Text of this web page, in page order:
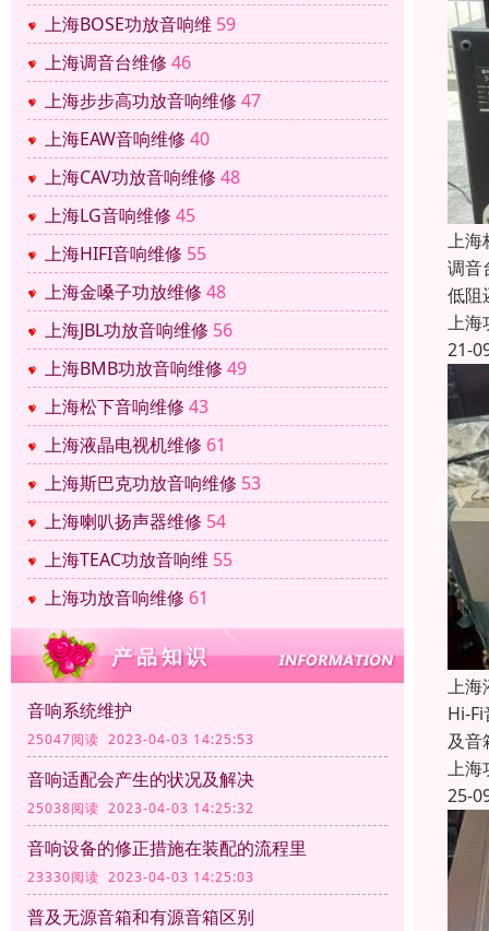
上海BOSE功放音响维 59
上海调音台维修 46
上海步步高功放音响维修 47
上海EAW音响维修 40
上海CAV功放音响维修 48
上海LG音响维修 45
上海HIFI音响维修 55
上海金嗓子功放维修 48
上海JBL功放音响维修 56
上海BMB功放音响维修 49
上海松下音响维修 43
上海液晶电视机维修 61
上海斯巴克功放音响维修 53
上海喇叭扬声器维修 54
上海TEAC功放音响维 55
上海功放音响维修 61
音响系统维护
25047阅读 2023-04-03 14:25:53
音响适配会产生的状况及解决
25038阅读 2023-04-03 14:25:32
音响设备的修正措施在装配的流程里
23330阅读 2023-04-03 14:25:03
普及无源音箱和有源音箱区别
上海
调音
低阻
上海
21-
上海
Hi-
及音
上海
25-